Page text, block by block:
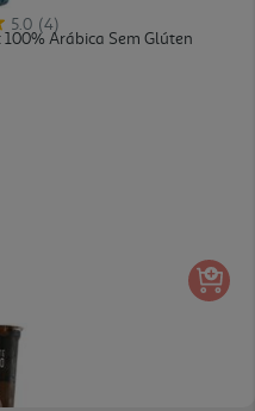
5.0 (4)
Arábica Sem Glúten